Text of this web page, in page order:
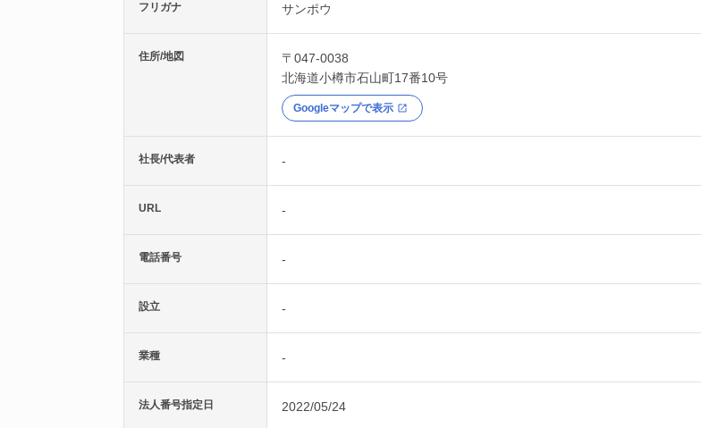
フリガナ サンポウ
住所/地図
〒047-0038
北海道小樽市石山町17番10号
Googleマップで表示
社長/代表者 -
URL -
電話番号 -
設立 -
業種 -
法人番号指定日 2022/05/24